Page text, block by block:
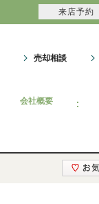
売却相談
会社概要
来店予約